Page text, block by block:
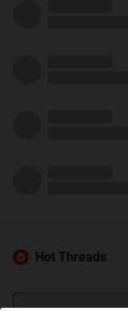
Hot Threads